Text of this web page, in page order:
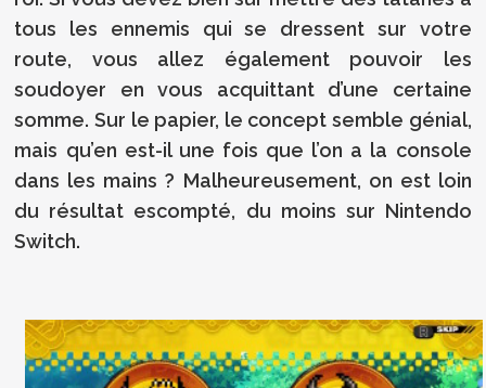
tous les ennemis qui se dressent sur votre
route, vous allez également pouvoir les
soudoyer en vous acquittant d’une certaine
somme. Sur le papier, le concept semble génial,
mais qu’en est-il une fois que l’on a la console
dans les mains ? Malheureusement, on est loin
du résultat escompté, du moins sur Nintendo
Switch.